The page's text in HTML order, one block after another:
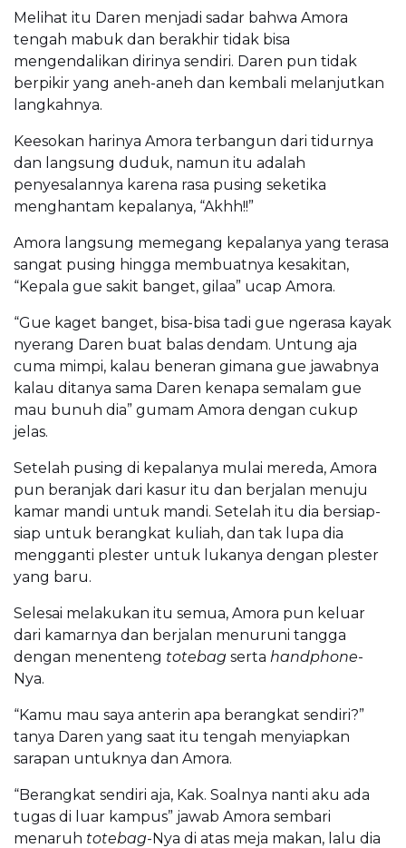
Melihat itu Daren menjadi sadar bahwa Amora
tengah mabuk dan berakhir tidak bisa
mengendalikan dirinya sendiri. Daren pun tidak
berpikir yang aneh-aneh dan kembali melanjutkan
langkahnya.
Keesokan harinya Amora terbangun dari tidurnya
dan langsung duduk, namun itu adalah
penyesalannya karena rasa pusing seketika
menghantam kepalanya, “Akhh!!”
Amora langsung memegang kepalanya yang terasa
sangat pusing hingga membuatnya kesakitan,
“Kepala gue sakit banget, gilaa” ucap Amora.
“Gue kaget banget, bisa-bisa tadi gue ngerasa kayak
nyerang Daren buat balas dendam. Untung aja
cuma mimpi, kalau beneran gimana gue jawabnya
kalau ditanya sama Daren kenapa semalam gue
mau bunuh dia” gumam Amora dengan cukup
jelas.
Setelah pusing di kepalanya mulai mereda, Amora
pun beranjak dari kasur itu dan berjalan menuju
kamar mandi untuk mandi. Setelah itu dia bersiap-
siap untuk berangkat kuliah, dan tak lupa dia
mengganti plester untuk lukanya dengan plester
yang baru.
Selesai melakukan itu semua, Amora pun keluar
dari kamarnya dan berjalan menuruni tangga
dengan menenteng totebag serta handphone-
Nya.
“Kamu mau saya anterin apa berangkat sendiri?”
tanya Daren yang saat itu tengah menyiapkan
sarapan untuknya dan Amora.
“Berangkat sendiri aja, Kak. Soalnya nanti aku ada
tugas di luar kampus” jawab Amora sembari
menaruh totebag-Nya di atas meja makan, lalu dia